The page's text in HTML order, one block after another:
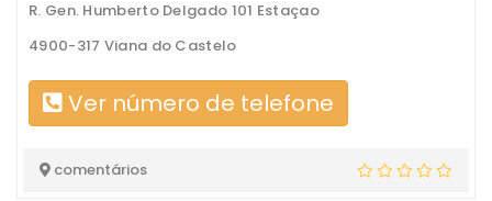
R. Gen. Humberto Delgado 101 Estaçao
4900-317 Viana do Castelo
Ver número de telefone
comentários